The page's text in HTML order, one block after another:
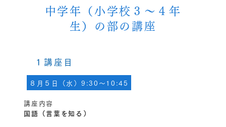
中学年（小学校３～４年
生）の部の講座
１講座目
８月５日（水）9:30～10:45
講座内容
国語（言葉を知る）